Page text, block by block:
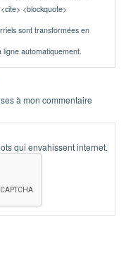
<blockquote>
sont transformées en
automatiquement.
à mon commentaire
qui envahissent internet.